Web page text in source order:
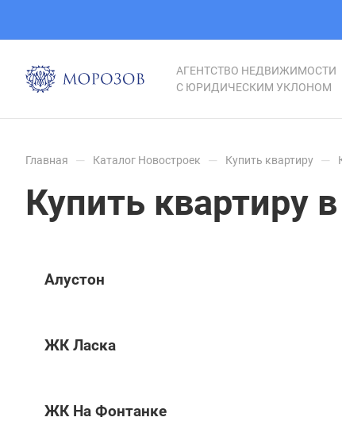
АГЕНТСТВО НЕДВИЖИМОСТИ
С ЮРИДИЧЕСКИМ УКЛОНОМ
Главная — Каталог Новостроек — Купить квартиру —
Купить квартиру
Алустон
ЖК Ласка
ЖК На Фонтанке